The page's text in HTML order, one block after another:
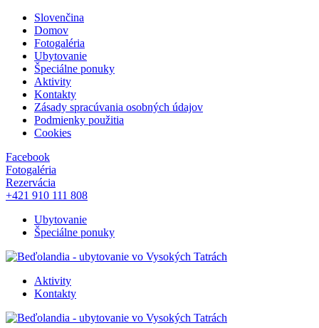
Slovenčina
Domov
Fotogaléria
Ubytovanie
Špeciálne ponuky
Aktivity
Kontakty
Zásady spracúvania osobných údajov
Podmienky použitia
Cookies
Facebook
Fotogaléria
Rezervácia
+421 910 111 808
Ubytovanie
Špeciálne ponuky
Aktivity
Kontakty